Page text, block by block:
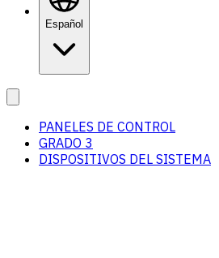
Español
PANELES DE CONTROL
GRADO 3
DISPOSITIVOS DEL SISTEMA